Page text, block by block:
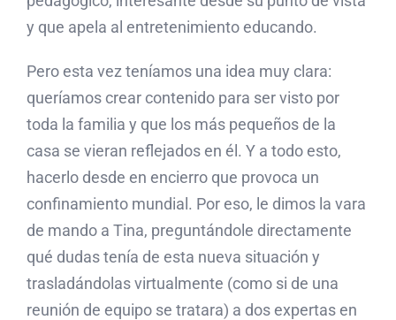
y que apela al entretenimiento educando.
Pero esta vez teníamos una idea muy clara:
queríamos crear contenido para ser visto por
toda la familia y que los más pequeños de la
casa se vieran reflejados en él. Y a todo esto,
hacerlo desde en encierro que provoca un
confinamiento mundial. Por eso, le dimos la vara
de mando a Tina, preguntándole directamente
qué dudas tenía de esta nueva situación y
trasladándolas virtualmente (como si de una
reunión de equipo se tratara) a dos expertas en